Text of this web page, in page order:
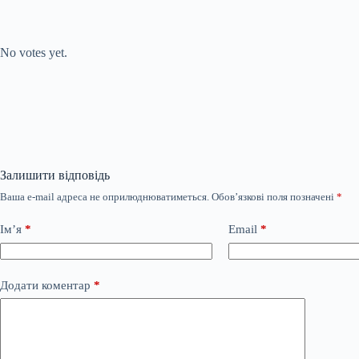
No votes yet.
Залишити відповідь
Ваша e-mail адреса не оприлюднюватиметься. Обов’язкові поля позначені *
Ім’я * Email *
Додати коментар *